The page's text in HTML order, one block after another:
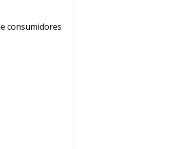
consumidores